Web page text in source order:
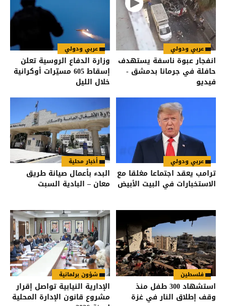
عربي ودولي
انفجار عبوة ناسفة يستهدف
حافلة في جرمانا بدمشق -
فيديو
عربي ودولي
وزارة الدفاع الروسية تعلن
إسقاط 605 مسيّرات أوكرانية
خلال الليل
عربي ودولي
ترامب يعقد اجتماعا مغلقا مع
الاستخبارات في البيت الأبيض
أخبار محلية
البدء بأعمال صيانة طريق
معان – البادية السبت
فلسطين
استشهاد 300 طفل منذ
وقف إطلاق النار في غزة
شؤون برلمانية
الإدارية النيابية تواصل إقرار
مشروع قانون الإدارة المحلية